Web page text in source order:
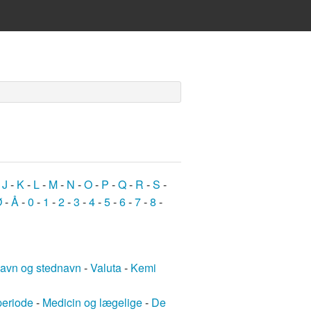
J - K- L- M- N -O- P -Q- R -S -
-Å-0 - 1 -2-3 -4-5-6-7-8 -
og stednavn -Valuta- Kemi
- Medicin og lægelige- De